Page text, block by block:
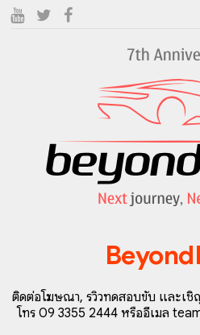
ติดต่อโฆษณา, รีวิวทดสอบขับ และเ
โทร 09 3355 2444 หรืออีเมล